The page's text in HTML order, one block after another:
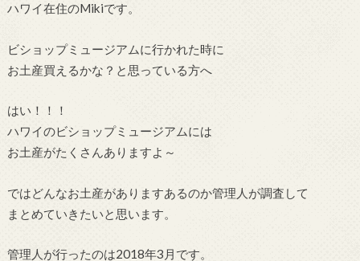
ハワイ在住のMikiです。
ビショップミュージアムに行かれた時に
お土産買えるかな？と思っている方へ
はい！！！
ハワイのビショップミュージアムには
お土産がたくさんありますよ～
ではどんなお土産がありますあるのか管理人が調査して
まとめていきたいと思います。
管理人が行ったのは2018年3月です。